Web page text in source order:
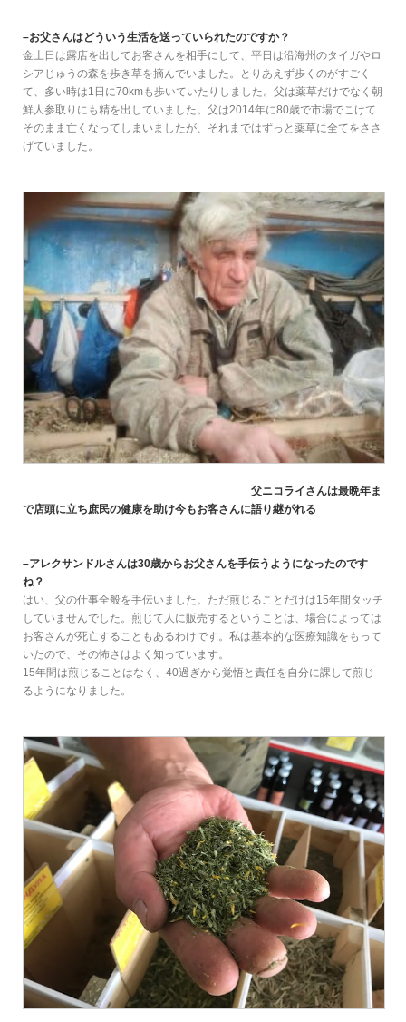
–お父さんはどういう生活を送っていられたのですか？
金土日は露店を出してお客さんを相手にして、平日は沿海州のタイガやロ
シアじゅうの森を歩き草を摘んでいました。とりあえず歩くのがすごく
て、多い時は1日に70kmも歩いていたりしました。父は薬草だけでなく朝
鮮人参取りにも精を出していました。父は2014年に80歳で市場でこけて
そのまま亡くなってしまいましたが、それまではずっと薬草に全てをささ
げていました。
父ニコライさんは最晩年ま
で店頭に立ち庶民の健康を助け今もお客さんに語り継がれる
–アレクサンドルさんは30歳からお父さんを手伝うようになったのです
ね？
はい、父の仕事全般を手伝いました。ただ煎じることだけは15年間タッチ
していませんでした。煎じて人に販売するということは、場合によっては
お客さんが死亡することもあるわけです。私は基本的な医療知識をもって
いたので、その怖さはよく知っています。
15年間は煎じることはなく、40過ぎから覚悟と責任を自分に課して煎じ
るようになりました。